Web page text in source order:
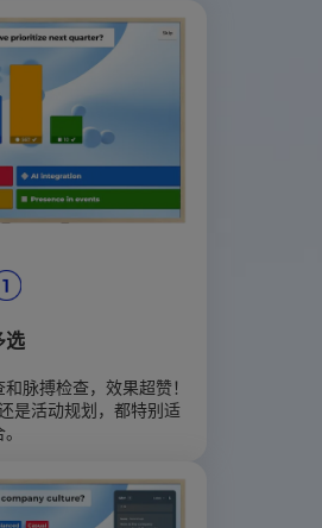
选
脉搏检查，效果超赞！
是活动规划，都特别适